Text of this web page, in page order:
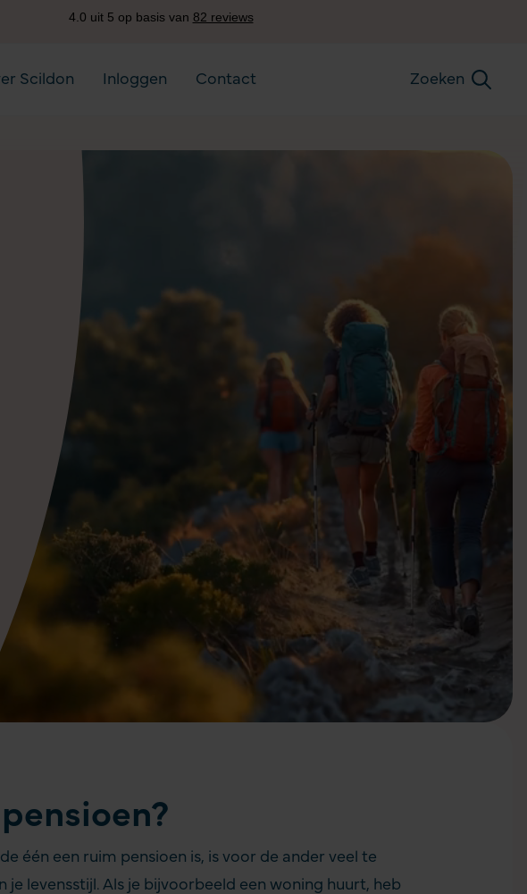
Scildon Inloggen Contact Zoeken
één een ruim pensioen is, is voor de ander veel te
je levensstijl. Als je bijvoorbeeld een woning huurt, heb